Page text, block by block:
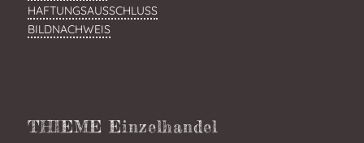
HAFTUNGSAUSSCHLUSS
BILDNACHWEIS
THIEME Einzelhandel